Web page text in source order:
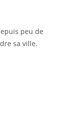
peu de
sa ville.